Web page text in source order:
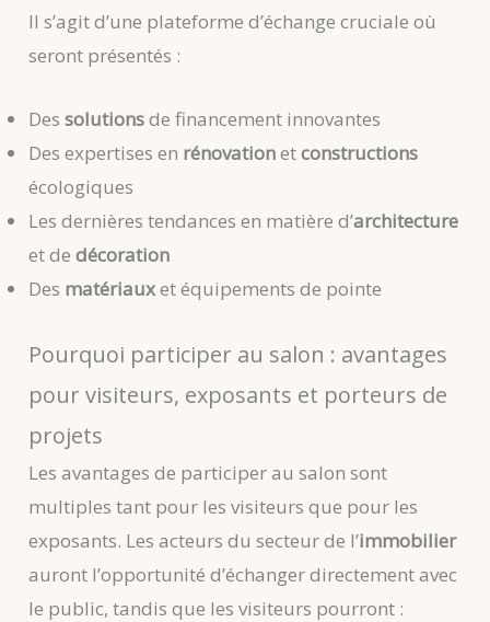
Il s’agit d’une plateforme d’échange cruciale où
seront présentés :
Dessolutionsde financement innovantes
Des expertises en rénovationetconstructions
écologiques
Les dernières tendances en matière d’architecture
et dedécoration
Des matériauxet équipements de pointe
Pourquoi participer au salon : avantages
pour visiteurs, exposants et porteurs de
projets
Les avantages de participer au salon sont
multiples tant pour les visiteurs que pour les
exposants. Les acteurs du secteur de l’immobilier
auront l’opportunité d’échanger directement avec
le public, tandis que les visiteurs pourront :